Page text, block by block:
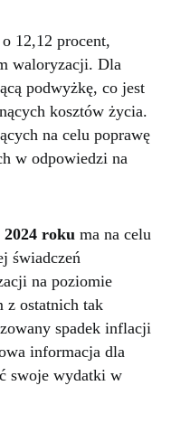
12,12 procent,
waloryzacji. Dla
podwyżkę, co jest
kosztów życia.
na celu poprawę
w odpowiedzi na
roku ma na celu
świadczeń
na poziomie
z ostatnich tak
spadek inflacji
informacja dla
swoje wydatki w